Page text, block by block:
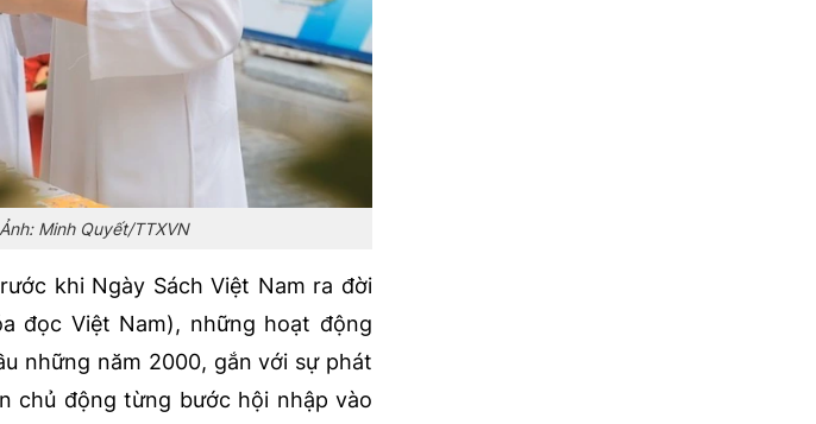
Minh Quyết/TTXVN
khi Ngày Sách Việt Nam ra đời
đọc Việt Nam), những hoạt động
những năm 2000, gắn với sự phát
chủ động từng bước hội nhập vào